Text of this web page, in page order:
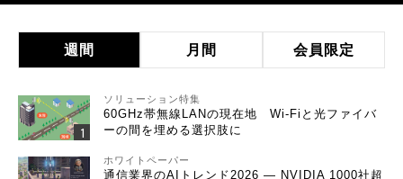
週間 月間 会員限定
ソリューション特集
60GHz帯無線LANの現在地 Wi-Fiと光ファイバ
ーの間を埋める選択肢に
ホワイトペーパー
通信業界のAIトレンド2026 ― NVIDIA 1000社超